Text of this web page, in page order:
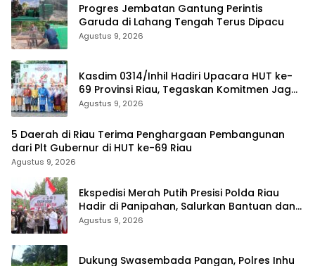
Progres Jembatan Gantung Perintis
Garuda di Lahang Tengah Terus Dipacu
Agustus 9, 2026
Kasdim 0314/Inhil Hadiri Upacara HUT ke-
69 Provinsi Riau, Tegaskan Komitmen Jaga
Persatuan dan Pembangunan
Agustus 9, 2026
5 Daerah di Riau Terima Penghargaan Pembangunan
dari Plt Gubernur di HUT ke-69 Riau
Agustus 9, 2026
Ekspedisi Merah Putih Presisi Polda Riau
Hadir di Panipahan, Salurkan Bantuan dan
Layanan Kesehatan
Agustus 9, 2026
Dukung Swasembada Pangan, Polres Inhu